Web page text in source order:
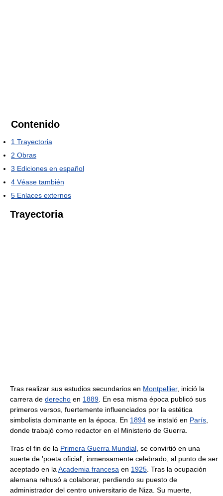
Contenido
1 Trayectoria
2 Obras
3 Ediciones en español
4 Véase también
5 Enlaces externos
Trayectoria
Tras realizar sus estudios secundarios en Montpellier, inició la
carrera de derecho en 1889 . En esa misma época publicó sus
primeros versos, fuertemente influenciados por la estética
simbolista dominante en la época. En 1894 se instaló en París
donde trabajó como redactor en el Ministerio de Guerra.
Tras el fin de la Primera Guerra Mundial , se convirtió en una
suerte de 'poeta oficial', inmensamente celebrado, al punto de ser
aceptado en la Academia francesa en 1925 . Tras la ocupación
alemana rehusó a colaborar, perdiendo su puesto de
administrador del centro universitario de Niza. Su muerte,